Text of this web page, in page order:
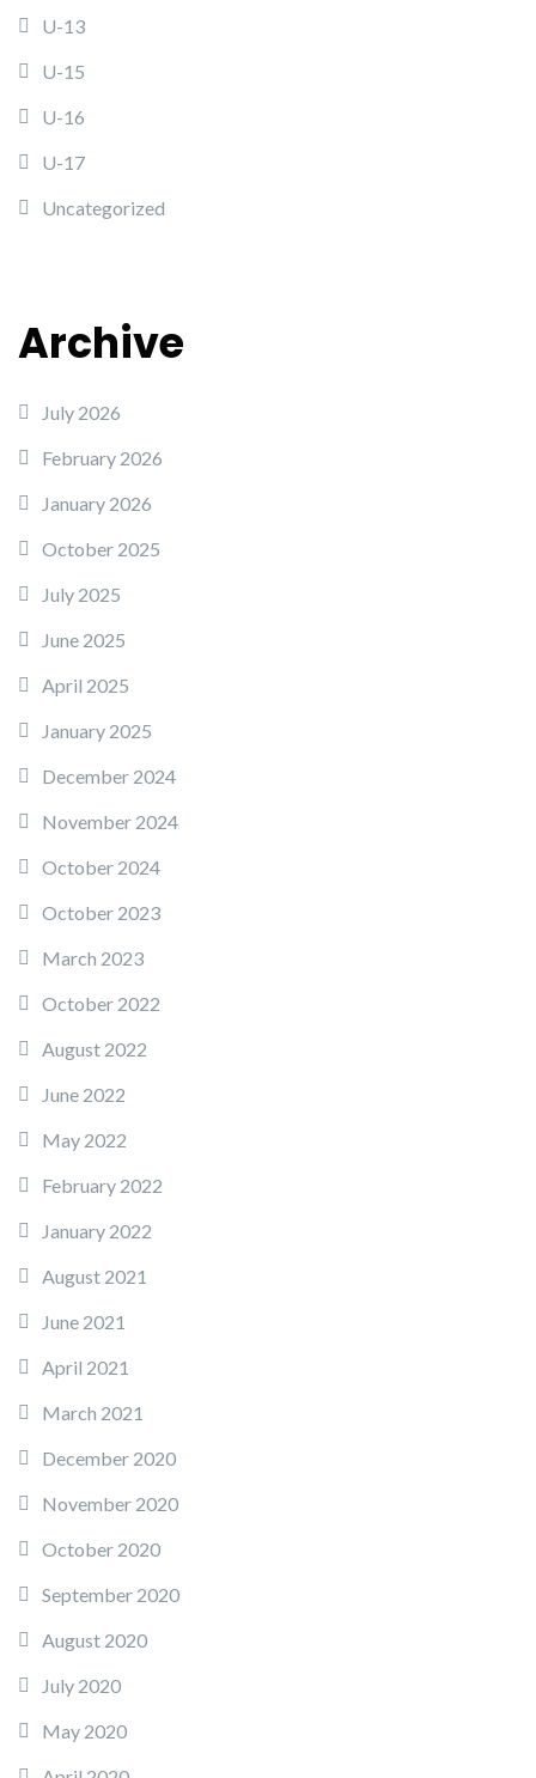
U-13
U-15
U-16
U-17
Uncategorized
Archive
July 2026
February 2026
January 2026
October 2025
July 2025
June 2025
April 2025
January 2025
December 2024
November 2024
October 2024
October 2023
March 2023
October 2022
August 2022
June 2022
May 2022
February 2022
January 2022
August 2021
June 2021
April 2021
March 2021
December 2020
November 2020
October 2020
September 2020
August 2020
July 2020
May 2020